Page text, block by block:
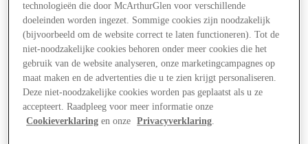
Aanbiedingen
technologieën die door McArthurGlen voor verschillende
doeleinden worden ingezet. Sommige cookies zijn noodzakelijk
(bijvoorbeeld om de website correct te laten functioneren). Tot de
niet-noodzakelijke cookies behoren onder meer cookies die het
gebruik van de website analyseren, onze marketingcampagnes op
maat maken en de advertenties die u te zien krijgt personaliseren.
Deze niet-noodzakelijke cookies worden pas geplaatst als u ze
accepteert. Raadpleeg voor meer informatie onze
Cookieverklaring en onze Privacyverklaring.